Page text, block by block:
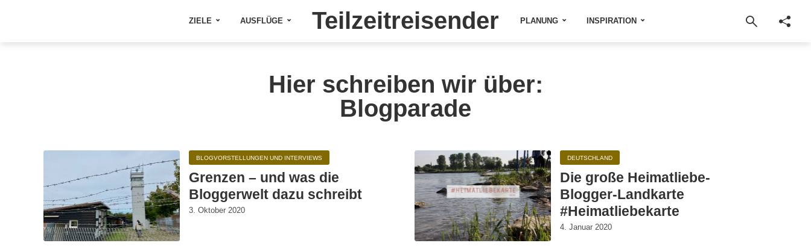
ZIELE AUSFLÜGE Teilzeitreisender PLANUNG INSPIRATION
Hier schreiben wir über:
Blogparade
BLOGVORSTELLUNGEN UND INTERVIEWS
Grenzen – und was die
Bloggerwelt dazu schreibt
3. Oktober 2020
DEUTSCHLAND
Die große Heimatliebe-
Blogger-Landkarte
#Heimatliebekarte
4. Januar 2020